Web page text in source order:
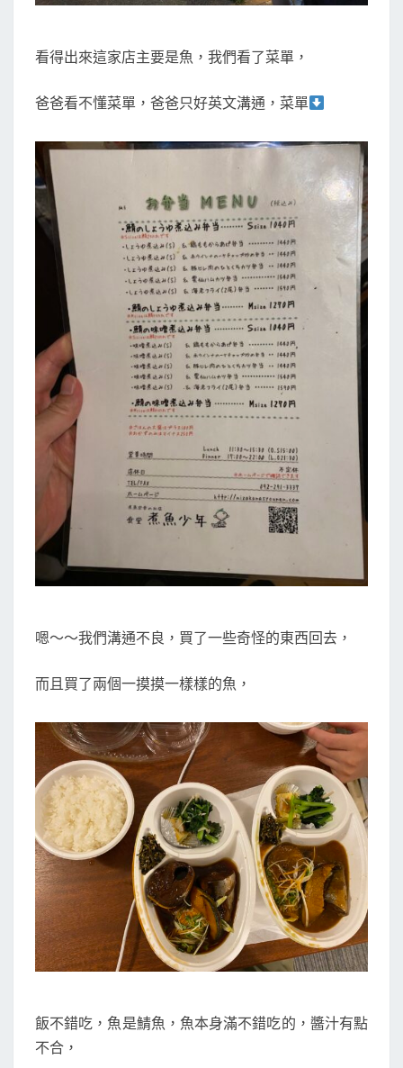
看得出來這家店主要是魚，我們看了菜單，
爸爸看不懂菜單，爸爸只好英文溝通，菜單
嗯～～我們溝通不良，買了一些奇怪的東西回去，
而且買了兩個一摸摸一樣樣的魚，
飯不錯吃，魚是鯖魚，魚本身滿不錯吃的，醬汁有點
不合，